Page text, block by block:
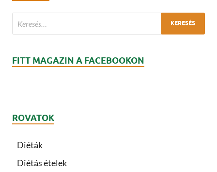
FITT MAGAZIN A FACEBOOKON
ROVATOK
Diéták
Diétás ételek